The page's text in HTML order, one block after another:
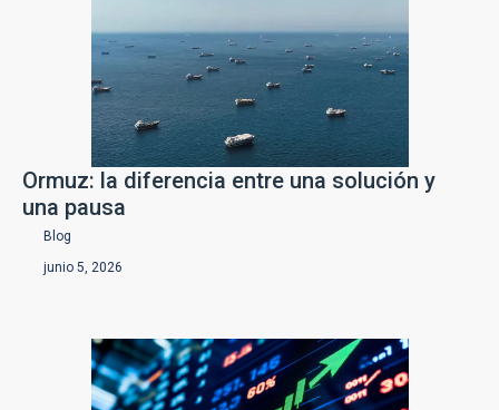
Ormuz: la diferencia entre una solución y
una pausa
Blog
junio 5, 2026